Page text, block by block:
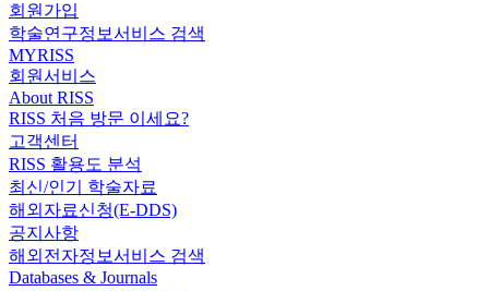
회원가입
학술연구정보서비스 검색
MYRISS
회원서비스
About RISS
RISS 처음 방문 이세요?
고객센터
RISS 활용도 분석
최신/인기 학술자료
해외자료신청(E-DDS)
공지사항
해외전자정보서비스 검색
Databases & Journals